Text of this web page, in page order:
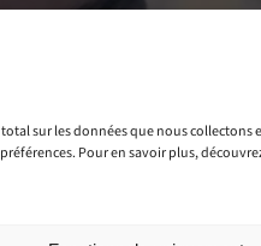
sur les données que nous collectons
Pour en savoir plus,